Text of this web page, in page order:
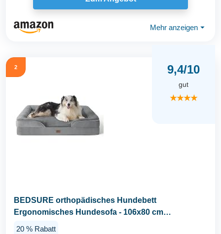
Mehr anzeigen ⏷
2 9,4/10
gut
★★★★
BEDSURE orthopädisches Hundebett
Ergonomisches Hundesofa - 106x80 cm
Hundecouch mit eierförmiger...
20 % Rabatt